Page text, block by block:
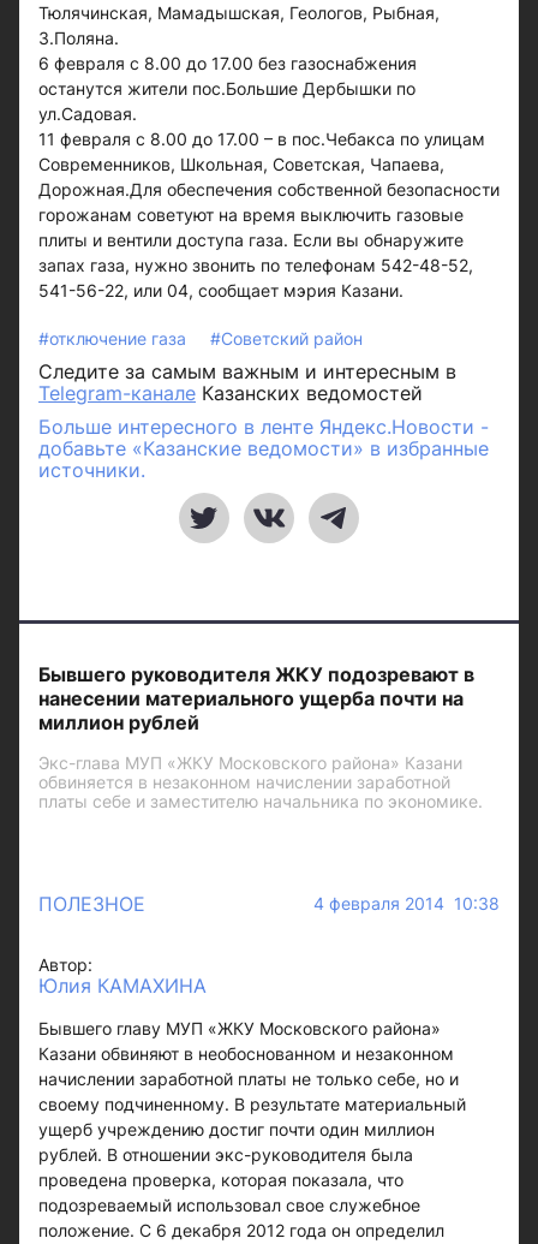
Тюлячинская, Мамадышская, Геологов, Рыбная,
З.Поляна.
6 февраля с 8.00 до 17.00 без газоснабжения
останутся жители пос.Большие Дербышки по
ул.Садовая.
11 февраля с 8.00 до 17.00 – в пос.Чебакса по улицам
Современников, Школьная, Советская, Чапаева,
Дорожная.Для обеспечения собственной безопасности
горожанам советуют на время выключить газовые
плиты и вентили доступа газа. Если вы обнаружите
запах газа, нужно звонить по телефонам 542-48-52,
541-56-22, или 04, сообщает мэрия Казани.
#отключение газа #Советский район
Следите за самым важным и интересным в
Telegram-канале Казанских ведомостей
Больше интересного в ленте Яндекс.Новости -
добавьте «Казанские ведомости» в избранные
источники.
Бывшего руководителя ЖКУ подозревают в
нанесении материального ущерба почти на
миллион рублей
Экс-глава МУП «ЖКУ Московского района» Казани
обвиняется в незаконном начислении заработной
платы себе и заместителю начальника по экономике.
ПОЛЕЗНОЕ 4 февраля 2014 10:38
Автор:
Юлия КАМАХИНА
Бывшего главу МУП «ЖКУ Московского района»
Казани обвиняют в необоснованном и незаконном
начислении заработной платы не только себе, но и
своему подчиненному. В результате материальный
ущерб учреждению достиг почти один миллион
рублей. В отношении экс-руководителя была
проведена проверка, которая показала, что
подозреваемый использовал свое служебное
положение. С 6 декабря 2012 года он определил